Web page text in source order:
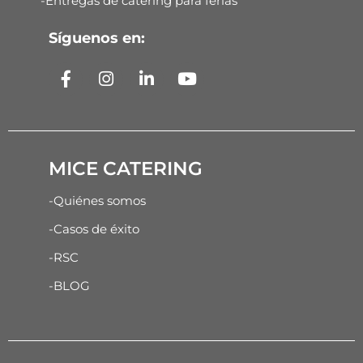
Síguenos en:
MICE CATERING
-Quiénes somos
-Casos de éxito
-RSC
-BLOG